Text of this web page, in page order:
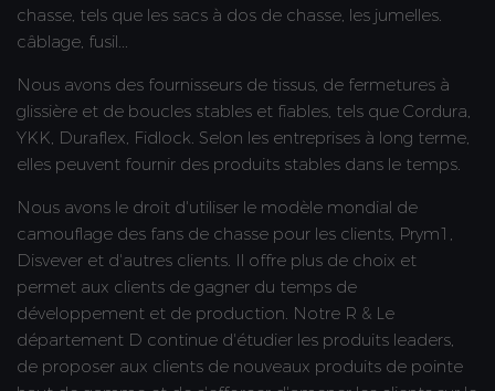
chasse, tels que les sacs à dos de chasse, les jumelles.
câblage, fusil...
Nous avons des fournisseurs de tissus, de fermetures à
glissière et de boucles stables et fiables, tels que Cordura,
YKK, Duraflex, Fidlock. Selon les entreprises à long terme,
elles peuvent fournir des produits stables dans le temps.
Nous avons le droit d'utiliser le modèle mondial de
camouflage des fans de chasse pour les clients, Prym1,
Disvever et d'autres clients. Il offre plus de choix et
permet aux clients de gagner du temps de
développement et de production. Notre R & Le
département D continue d'étudier les produits leaders,
de proposer aux clients de nouveaux produits de pointe